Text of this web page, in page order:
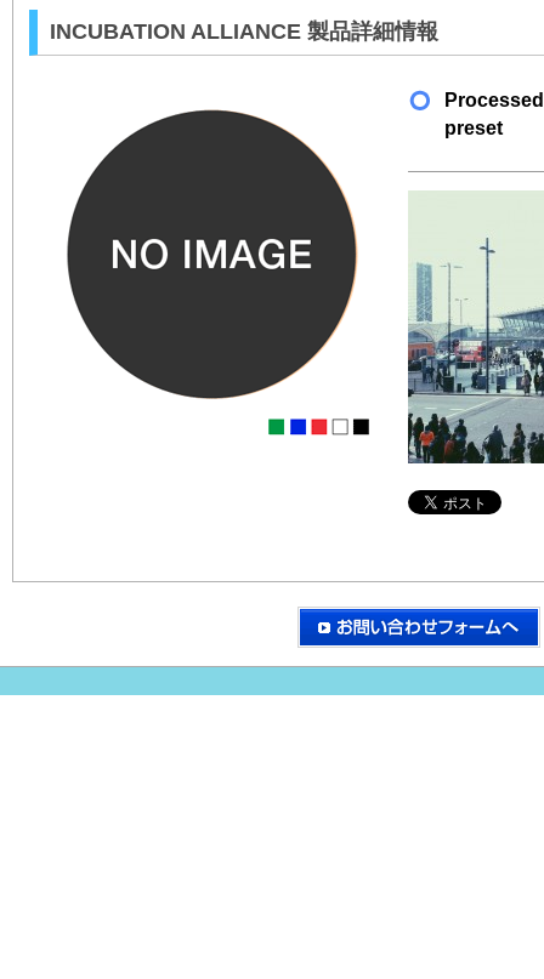
INCUBATION ALLIANCE 製品詳細情報
preset